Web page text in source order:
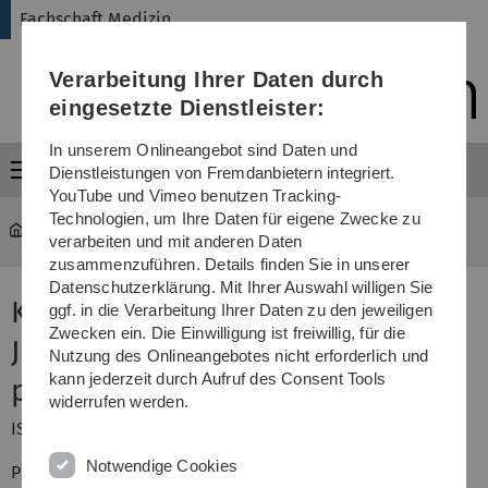
Direkt
Direkt
Direkt
(Sprache,
Drucken,
Media)
Direkt
Direkt
Fachschaft Medizin
Menü
... Kinder- und Jugendpsychatrie
Klinikmanual Kinder- und
Jugendpsychiatrie und -
psychotherapie
ISBN-10: 9783540683186
Preis: 29,95 Euro
Verarbeitung Ihrer Daten durch
eingesetzte Dienstleister:
In unserem Onlineangebot sind Daten und
Dienstleistungen von Fremdanbietern integriert.
YouTube und Vimeo benutzen Tracking-
Technologien, um Ihre Daten für eigene Zwecke zu
verarbeiten und mit anderen Daten
zusammenzuführen. Details finden Sie in unserer
Datenschutzerklärung. Mit Ihrer Auswahl willigen Sie
ggf. in die Verarbeitung Ihrer Daten zu den jeweiligen
Zwecken ein. Die Einwilligung ist freiwillig, für die
Nutzung des Onlineangebotes nicht erforderlich und
kann jederzeit durch Aufruf des Consent Tools
widerrufen werden.
Notwendige Cookies